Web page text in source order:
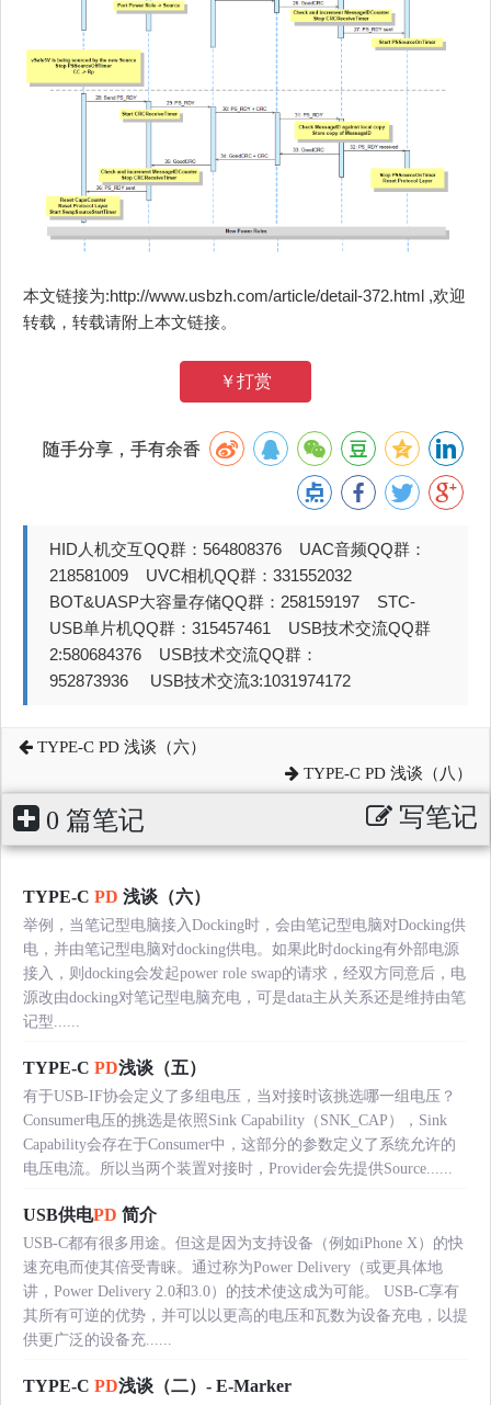
本文链接为:http://www.usbzh.com/article/detail-372.html ,欢迎
转载，转载请附上本文链接。
￥打赏
随手分享，手有余香
HID人机交互QQ群：564808376 UAC音频QQ群：
218581009 UVC相机QQ群：331552032
BOT&UASP大容量存储QQ群：258159197 STC-
USB单片机QQ群：315457461 USB技术交流QQ群
2:580684376 USB技术交流QQ群：
952873936 USB技术交流3:1031974172
TYPE-C PD 浅谈（六）
TYPE-C PD 浅谈（八）
0 篇笔记 写笔记
TYPE-C PD 浅谈（六）
举例，当笔记型电脑接入Docking时，会由笔记型电脑对Docking供
电，并由笔记型电脑对docking供电。如果此时docking有外部电源
接入，则docking会发起power role swap的请求，经双方同意后，电
源改由docking对笔记型电脑充电，可是data主从关系还是维持由笔
记型......
TYPE-C PD浅谈（五）
有于USB-IF协会定义了多组电压，当对接时该挑选哪一组电压？
Consumer电压的挑选是依照Sink Capability（SNK_CAP），Sink
Capability会存在于Consumer中，这部分的参数定义了系统允许的
电压电流。所以当两个装置对接时，Provider会先提供Source......
USB供电PD 简介
USB-C都有很多用途。但这是因为支持设备（例如iPhone X）的快
速充电而使其倍受青睐。通过称为Power Delivery（或更具体地
讲，Power Delivery 2.0和3.0）的技术使这成为可能。 USB-C享有
其所有可逆的优势，并可以以更高的电压和瓦数为设备充电，以提
供更广泛的设备充......
TYPE-C PD浅谈（二）- E-Marker